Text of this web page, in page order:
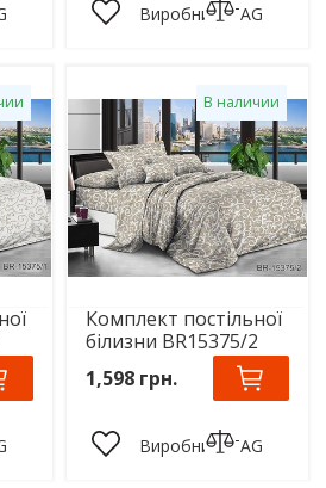
Виробник: TAG
В наличии
Комплект постільної
білизни BR15375/2
1,598 грн.
Виробник: TAG